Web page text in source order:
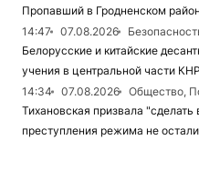
Пропавший в Гродненском
14:47
07.08.2026
Белорусские и китайские
учения в центральной части КНР
14:34
07.08.2026
Общество,
Тихановская призвала
преступления режима не